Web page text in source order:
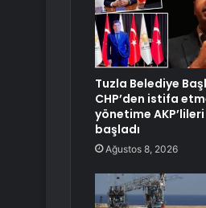
Tuzla Belediye
CHP’den istifa
yönetime
başladı
Ağustos 8, 2026